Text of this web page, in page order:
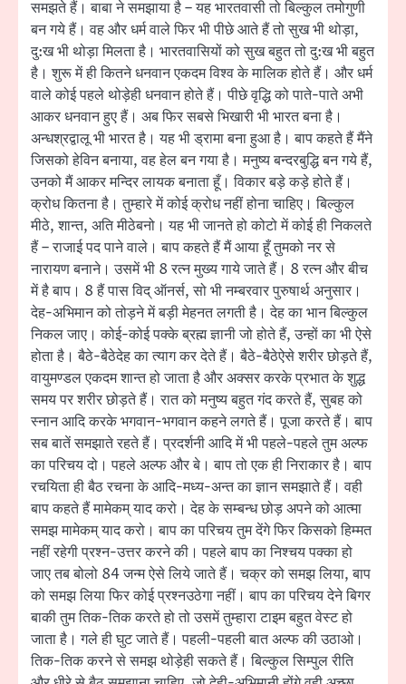
समझते हैं। बाबा ने समझाया है – यह भारतवासी तो बिल्कुल तमोगुणी
बन गये हैं। वह और धर्म वाले फिर भी पीछे आते हैं तो सुख भी थोड़ा,
दु:ख भी थोड़ा मिलता है। भारतवासियों को सुख बहुत तो दु:ख भी बहुत
है। शुरू में ही कितने धनवान एकदम विश्व के मालिक होते हैं। और धर्म
वाले कोई पहले थोड़ेही धनवान होते हैं। पीछे वृद्धि को पाते-पाते अभी
आकर धनवान हुए हैं। अब फिर सबसे भिखारी भी भारत बना है।
अन्धश्रद्वालू भी भारत है। यह भी ड्रामा बना हुआ है। बाप कहते हैं मैंने
जिसको हेविन बनाया, वह हेल बन गया है। मनुष्य बन्दरबुद्धि बन गये हैं,
उनको मैं आकर मन्दिर लायक बनाता हूँ। विकार बड़े कड़े होते हैं।
क्रोध कितना है। तुम्हारे में कोई क्रोध नहीं होना चाहिए। बिल्कुल
मीठे, शान्त, अति मीठेबनो। यह भी जानते हो कोटो में कोई ही निकलते
हैं – राजाई पद पाने वाले। बाप कहते हैं मैं आया हूँ तुमको नर से
नारायण बनाने। उसमें भी 8 रत्न मुख्य गाये जाते हैं। 8 रत्न और बीच
में है बाप। 8 हैं पास विद् ऑनर्स, सो भी नम्बरवार पुरुषार्थ अनुसार।
देह-अभिमान को तोड़ने में बड़ी मेहनत लगती है। देह का भान बिल्कुल
निकल जाए। कोई-कोई पक्के ब्रह्म ज्ञानी जो होते हैं, उन्हों का भी ऐसे
होता है। बैठे-बैठेदेह का त्याग कर देते हैं। बैठे-बैठेऐसे शरीर छोड़ते हैं,
वायुमण्डल एकदम शान्त हो जाता है और अक्सर करके प्रभात के शुद्ध
समय पर शरीर छोड़ते हैं। रात को मनुष्य बहुत गंद करते हैं, सुबह को
स्नान आदि करके भगवान-भगवान कहने लगते हैं। पूजा करते हैं। बाप
सब बातें समझाते रहते हैं। प्रदर्शनी आदि में भी पहले-पहले तुम अल्फ
का परिचय दो। पहले अल्फ और बे। बाप तो एक ही निराकार है। बाप
रचयिता ही बैठ रचना के आदि-मध्य-अन्त का ज्ञान समझाते हैं। वही
बाप कहते हैं मामेकम् याद करो। देह के सम्बन्ध छोड़ अपने को आत्मा
समझ मामेकम् याद करो। बाप का परिचय तुम देंगे फिर किसको हिम्मत
नहीं रहेगी प्रश्न-उत्तर करने की। पहले बाप का निश्चय पक्का हो
जाए तब बोलो 84 जन्म ऐसे लिये जाते हैं। चक्र को समझ लिया, बाप
को समझ लिया फिर कोई प्रश्नउठेगा नहीं। बाप का परिचय देने बिगर
बाकी तुम तिक-तिक करते हो तो उसमें तुम्हारा टाइम बहुत वेस्ट हो
जाता है। गले ही घुट जाते हैं। पहली-पहली बात अल्फ की उठाओ।
तिक-तिक करने से समझ थोड़ेही सकते हैं। बिल्कुल सिम्पुल रीति